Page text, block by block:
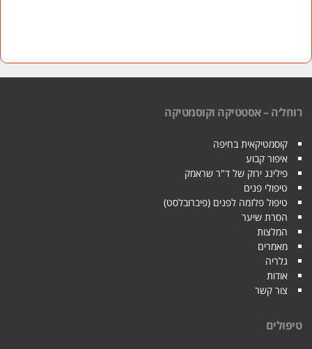
רוחל׳ה – אסטטיקה וקוסמטיקה
קוסמטיקאית בחיפה
איפור קבוע
פילינג ירוק של ד"ר שראמק
טיפולי פנים
טיפול פלזמה לפנים (פיברובלסט)
הסרת שיער
המלצות
מאמרים
גלריה
אודות
צור קשר
טיפולים